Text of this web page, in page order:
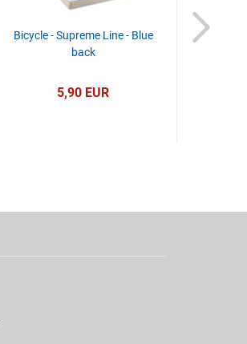
Bicycle - Supreme Line - Blue
back
5,90 EUR
Bicycle -